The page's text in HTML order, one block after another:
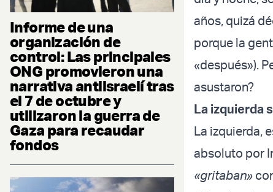
Informe de una
organización de
control: Las principales
ONG promovieron una
narrativa antiisraelí tras
el 7 de octubre y
utilizaron la guerra de
Gaza para recaudar
fondos
años, quizá
porque la
«después»).
asustaron?
La izquierda
La izquierda,
absoluto por
«gritaban»